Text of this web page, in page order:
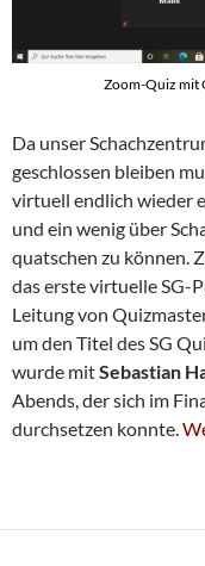
Zoom-Quiz mit
Da unser
geschlossen bleiben
virtuell endlich wieder
und ein wenig über
quatschen zu können.
das erste virtuelle SG-
Leitung von
um den Titel des SG
wurde mitSebastian
Abends, der sich im
durchsetzen konnte.